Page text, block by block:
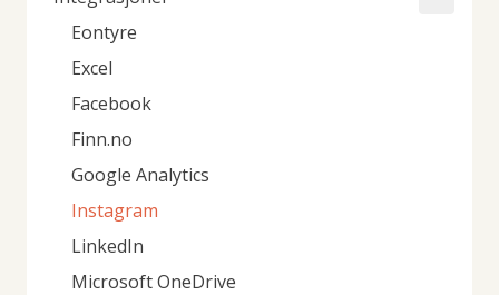
Eontyre
Excel
Facebook
Finn.no
Google Analytics
Instagram
LinkedIn
Microsoft OneDrive